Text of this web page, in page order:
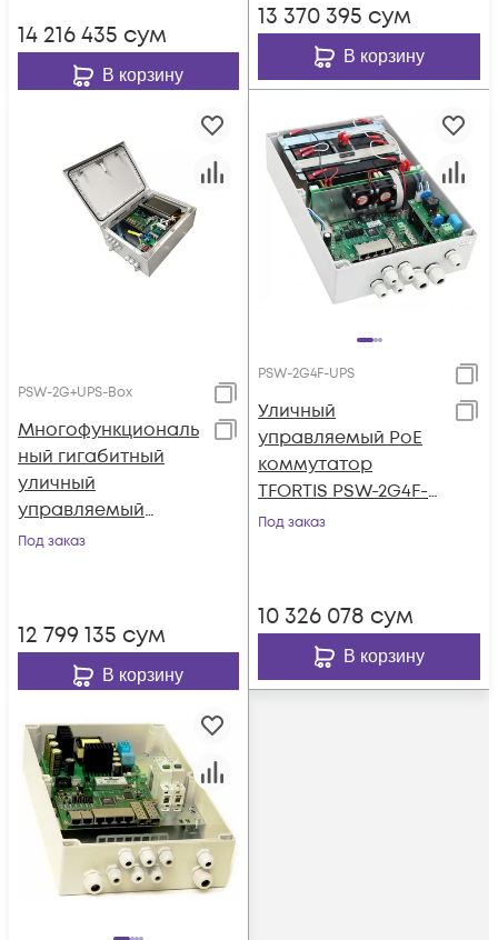
14 216 435 сум
В корзину
13 370 395 сум
В корзину
PSW-2G+UPS-Box
Многофункциональ
ный гигабитный
уличный
управляемый
коммутатор TFortis
Под заказ
12 799 135 сум
В корзину
PSW-2G4F-UPS
Уличный
управляемый PoE
коммутатор
TFORTIS PSW-2G4F-
UPS 4FE PoE +2 GB
бесперебойного
питания, 4 АКБ в
кмпл
Под заказ
10 326 078 сум
В корзину